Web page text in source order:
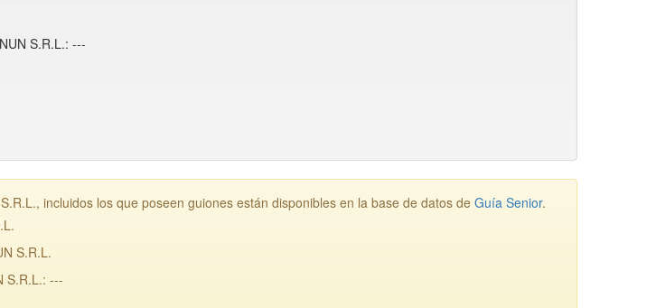
S.R.L.: ---
incluidos los que poseen guiones están disponibles en la base de datos de Guía Senior.
S.R.L.
S.R.L.: ---